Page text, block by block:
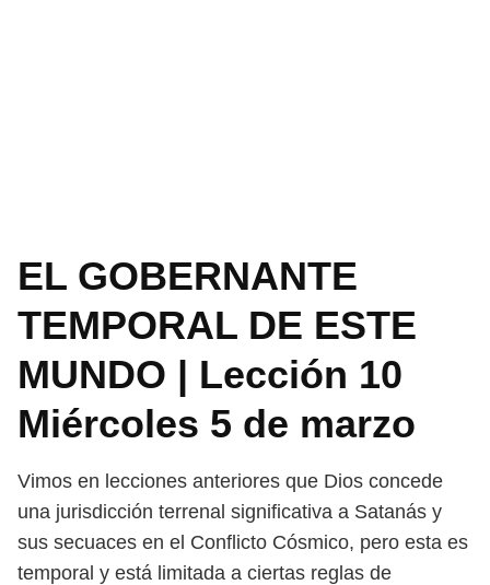
EL GOBERNANTE
TEMPORAL DE ESTE
MUNDO | Lección 10
Miércoles 5 de marzo
Vimos en lecciones anteriores que Dios concede
una jurisdicción terrenal significativa a Satanás y
sus secuaces en el Conflicto Cósmico, pero esta es
temporal y está limitada a ciertas reglas de